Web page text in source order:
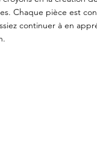
Chaque pièce est
continuer à en